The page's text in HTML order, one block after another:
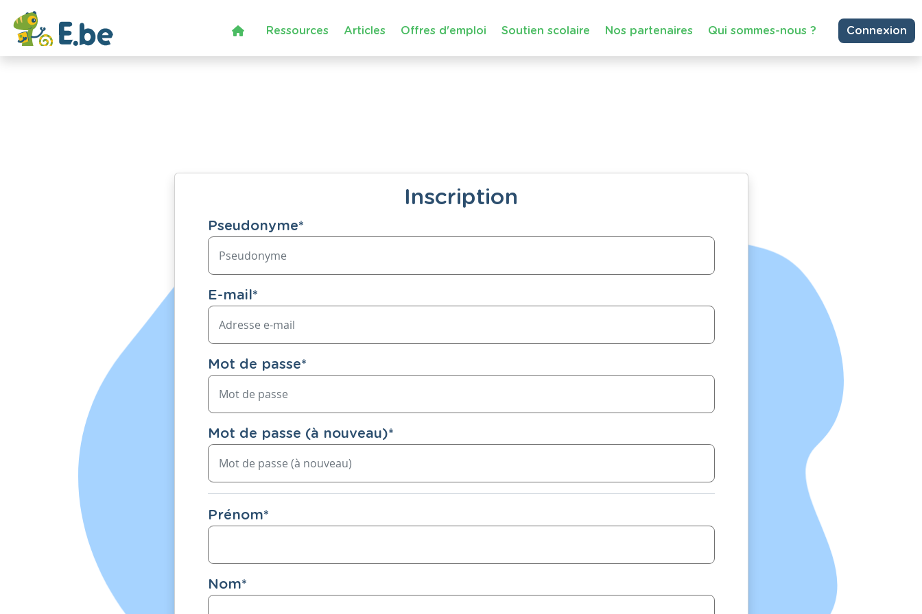
Ressources Articles Offres d'emploi Soutien scolaire Nos partenaires Qui sommes-nous ? Connexion
Inscription
Pseudonyme*
E-mail*
Mot de passe*
Mot de passe (à nouveau)*
Prénom*
Nom*